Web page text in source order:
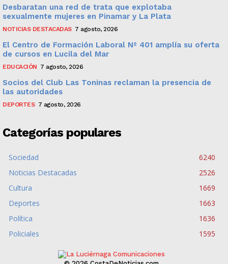
Desbaratan una red de trata que explotaba
sexualmente mujeres en Pinamar y La Plata
NOTICIAS DESTACADAS 7 agosto, 2026
El Centro de Formación Laboral Nº 401 amplía su oferta
de cursos en Lucila del Mar
EDUCACIÓN 7 agosto, 2026
Socios del Club Las Toninas reclaman la presencia de
las autoridades
DEPORTES 7 agosto, 2026
Categorías populares
Sociedad
6240
Noticias Destacadas
2526
Cultura
1669
Deportes
1663
Política
1636
Policiales
1595